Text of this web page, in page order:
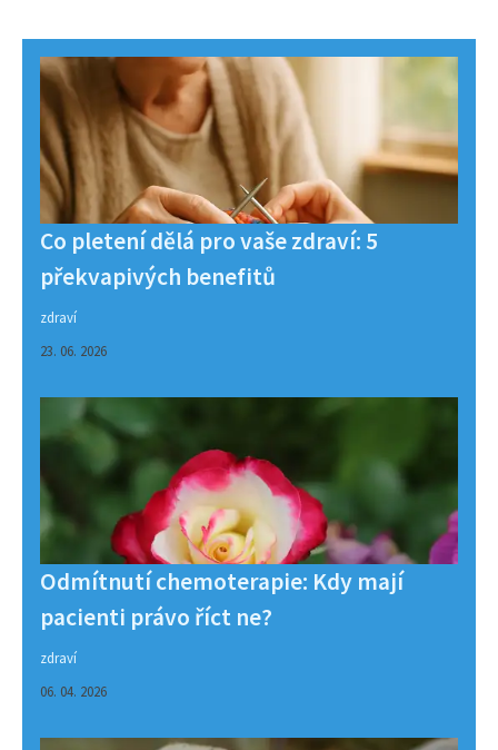
Co pletení dělá pro vaše zdraví: 5
překvapivých benefitů
zdraví
23. 06. 2026
Odmítnutí chemoterapie: Kdy mají
pacienti právo říct ne?
zdraví
06. 04. 2026